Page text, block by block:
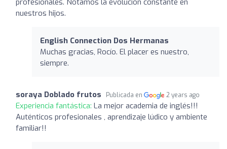
nuestros hijos.
English Connection Dos Hermanas
Muchas gracias, Rocío. El placer es nuestro,
siempre.
soraya Doblado frutos Publicada en 2 years ago
Experiencia fantástica: La mejor academia de inglés!!!
Auténticos profesionales , aprendizaje lúdico y ambiente
familiar!!